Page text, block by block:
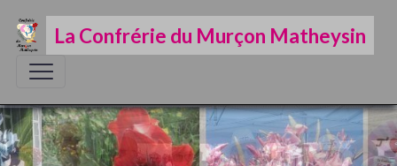
La Confrérie du Murçon Matheysin